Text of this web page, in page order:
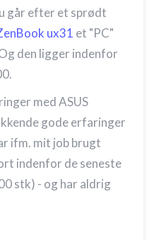
går efter et sprødt
ux31 et "PC"
den ligger indenfor
med ASUS
gode erfaringer
ifm. mit job brugt
indenfor de seneste
stk) - og har aldrig